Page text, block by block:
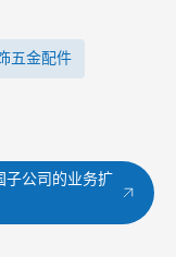
五金配件
子公司的业务扩